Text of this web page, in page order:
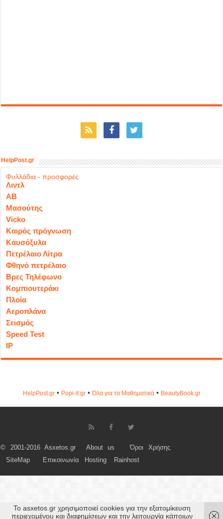
HelpPost.gr
Φυλλάδια - προσφορές
Λιντλ
ΑΒ
Μασούτης
Vicko
Καιρός πρόγνωση
Καυσόξυλα
Πετρέλαιο Λίτρα
Φθηνό πετρέλαιο
Βρες Τηλέφωνο
Κομπιουτεράκι
Πλοία
Αεροπλάνα
Σεισμός
Speed Test
IP
HelpPost.gr• Popi-it.gr•Όλα για τα Μαθηματικά• ΒeautyΒook.gr
© 2001-2016 Asxetos.gr About us
Όροι Χρήσης
SiteMap
Επικοινωνία Hosting Rainhost
Το asxetos.gr χρησιμοποιεί cookies για την εξατομίκευση
περιεχομένου και διαφημίσεων και την λειτουργία κάποιων